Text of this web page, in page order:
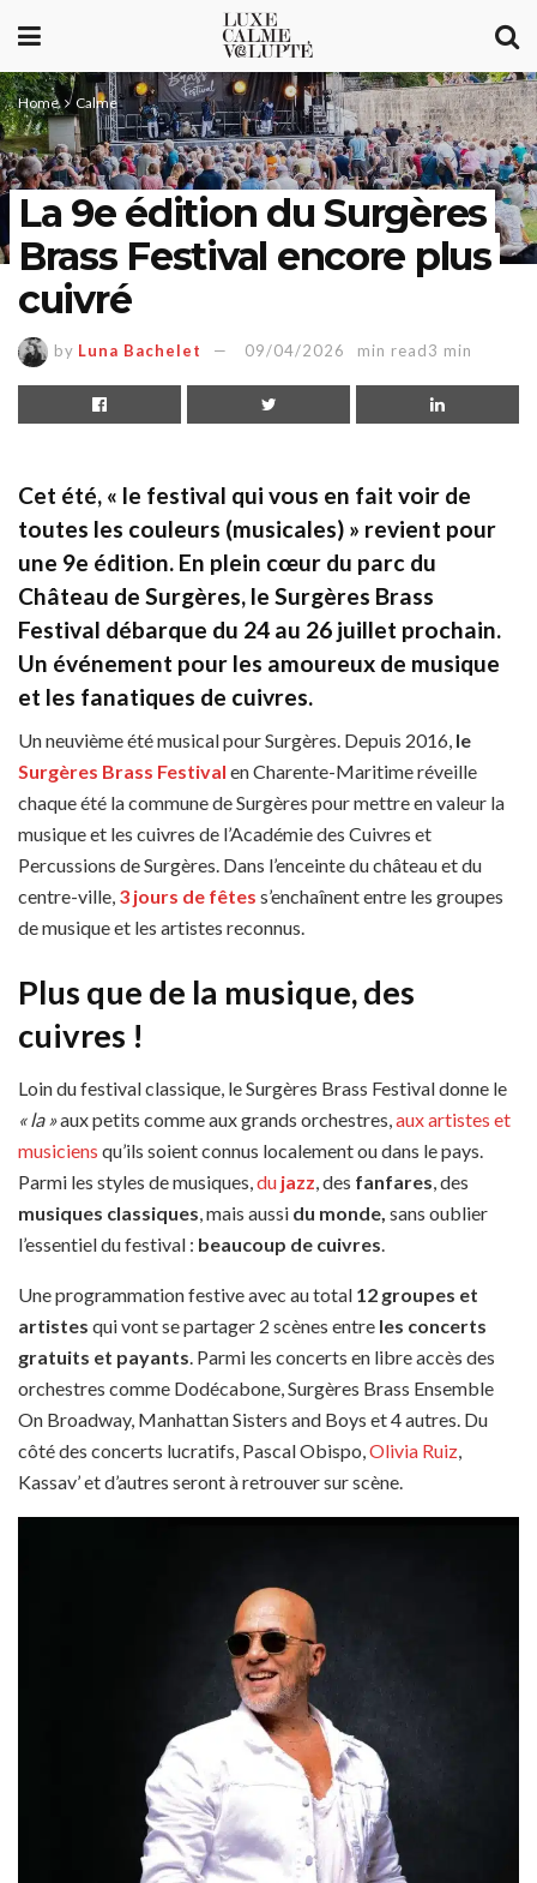
Home Calme
La 9e édition du Surgères
Brass Festival encore plus
cuivré
by Luna Bachelet 09/04/2026 min read3 min
Cet été, « le festival qui vous en fait voir de
toutes les couleurs (musicales) » revient pour
une 9e édition. En plein cœur du parc du
Château de Surgères, le Surgères Brass
Festival débarque du 24 au 26 juillet prochain.
Un événement pour les amoureux de musique
et les fanatiques de cuivres.
Un neuvième été musical pour Surgères. Depuis 2016, le
Surgères Brass Festival en Charente-Maritime réveille
chaque été la commune de Surgères pour mettre en valeur la
musique et les cuivres de l’Académie des Cuivres et
Percussions de Surgères. Dans l’enceinte du château et du
centre-ville, 3 jours de fêtes s’enchaînent entre les groupes
de musique et les artistes reconnus.
Plus que de la musique, des
cuivres !
Loin du festival classique, le Surgères Brass Festival donne le
« la »aux petits comme aux grands orchestres,aux artistes et
musiciens qu’ils soient connus localement ou dans le pays.
Parmi les styles de musiques,du jazz, des fanfares, des
musiques classiques, mais aussi du monde, sans oublier
l’essentiel du festival : beaucoup de cuivres.
Une programmation festive avec au total 12 groupes et
artistes qui vont se partager 2 scènes entre les concerts
gratuits et payants. Parmi les concerts en libre accès des
orchestres comme Dodécabone, Surgères Brass Ensemble
On Broadway, Manhattan Sisters and Boys et 4 autres. Du
côté des concerts lucratifs, Pascal Obispo,Olivia Ruiz,
Kassav’ et d’autres seront à retrouver sur scène.